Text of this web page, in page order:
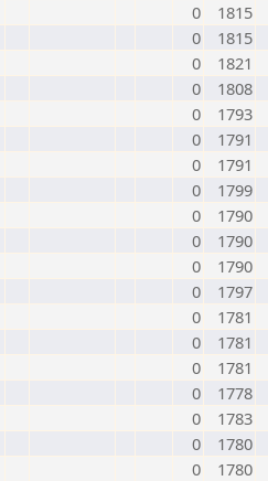
0
1815
0
1815
0
1821
0
1808
0
1793
0
1791
0
1791
0
1799
0
1790
0
1790
0
1790
0
1797
0
1781
0
1781
0
1781
0
1778
0
1783
0
1780
0
1780